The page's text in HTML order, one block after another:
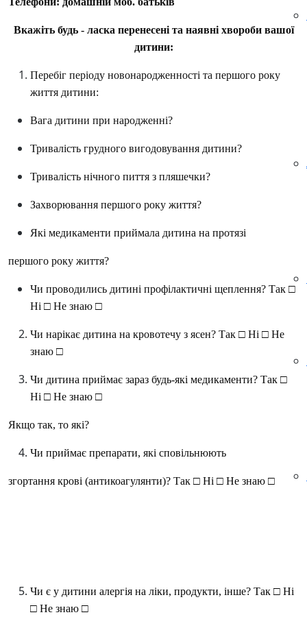
Вкажіть будь - ласка перенесені та наявні хвороби вашої
дитини:
Перебіг періоду новонародженності та першого року
життя дитини:
Вага дитини при народженні?
Тривалість грудного вигодовування дитини?
Тривалість нічного пиття з пляшечки?
Захворювання першого року життя?
Які медикаменти приймала дитина на протязі
першого року життя?
Чи проводились дитині профілактичні щеплення? Так □
Ні □ Не знаю □
Чи нарікає дитина на кровотечу з ясен? Так □ Ні □ Не
знаю □
Чи дитина приймає зараз будь-які медикаменти? Так □
Ні □ Не знаю □
Якщо так, то які?
Чи приймає препарати, які сповільнюють
згортання крові (антикоагулянти)? Так □ Ні □ Не знаю □
Чи є у дитини алергія на ліки, продукти, інше? Так □ Ні
□ Не знаю □